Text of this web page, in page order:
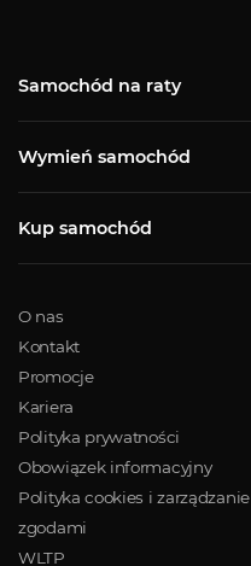
Samochód na raty
Wymień samochód
Kup samochód
O nas
Kontakt
Promocje
Kariera
Polityka prywatności
Obowiązek informacyjny
Polityka cookies i zarządzanie
zgodami
WLTP